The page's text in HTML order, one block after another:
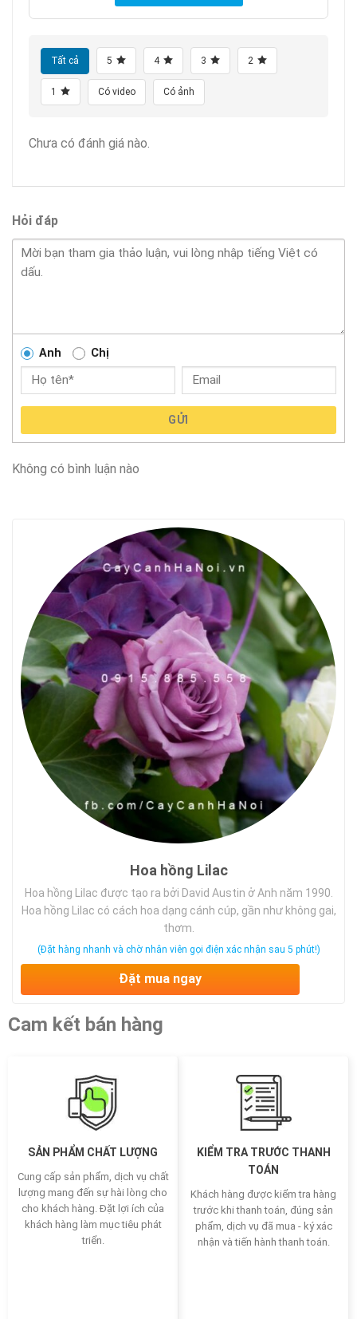
Tất cả 5 4 3 2
1 Có video Có ảnh
Chưa có đánh giá nào.
Hỏi đáp
Anh Chị
GỬI
Không có bình luận nào
Hoa hồng Lilac
Hoa hồng Lilac được tạo ra bởi David Austin ở Anh năm 1990.
Hoa hồng Lilac có cách hoa dạng cánh cúp, gần như không gai,
thơm.
(Đặt hàng nhanh và chờ nhân viên gọi điện xác nhận sau 5 phút!)
Đặt mua ngay
Cam kết bán hàng
SẢN PHẨM CHẤT LƯỢNG
Cung cấp sản phẩm, dịch vụ chất
lượng mang đến sự hài lòng cho
cho khách hàng. Đặt lợi ích của
khách hàng làm mục tiêu phát
triển.
KIỂM TRA TRƯỚC THANH
TOÁN
Khách hàng được kiểm tra hàng
trước khi thanh toán, đúng sản
phẩm, dịch vụ đã mua - ký xác
nhận và tiến hành thanh toán.